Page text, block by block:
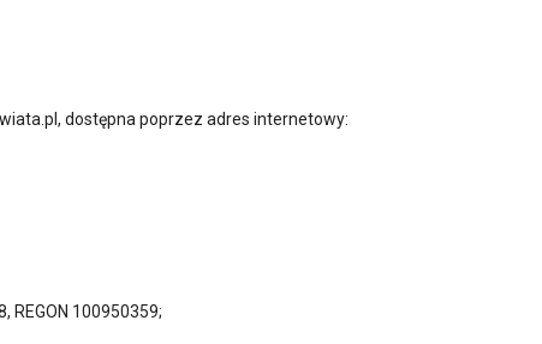
dostępna poprzez adres internetowy:
REGON 100950359;